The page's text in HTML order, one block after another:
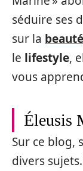
séduire ses
sur la beauté
le lifestyle,
vous
Éleusis
Sur ce blog,
divers